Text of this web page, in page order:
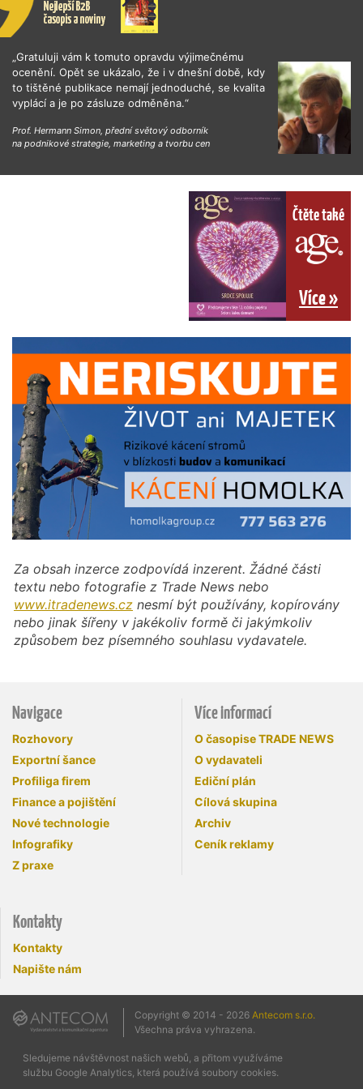
„Gratuluji vám k tomuto opravdu výjimečnému
ocenění. Opět se ukázalo, že i v dnešní době, kdy
to tištěné publikace nemají jednoduché, se kvalita
vyplácí a je po zásluze odměněna.“
Prof. Hermann Simon, přední světový odborník
na podnikové strategie, marketing a tvorbu cen
Čtěte také
Více »
Za obsah inzerce zodpovídá inzerent. Žádné části
textu nebo fotografie z Trade News nebo
www.itradenews.cz nesmí být používány, kopírovány
nebo jinak šířeny v jakékoliv formě či jakýmkoliv
způsobem bez písemného souhlasu vydavatele.
Navigace
Rozhovory
Exportní šance
Profiliga firem
Finance a pojištění
Nové technologie
Infografiky
Z praxe
Více informací
O časopise TRADE NEWS
O vydavateli
Ediční plán
Cílová skupina
Archiv
Ceník reklamy
Kontakty
Kontakty
Napište nám
Copyright © 2014 - 2026 Antecom s.r.o.
Všechna práva vyhrazena.
Sledujeme návštěvnost našich webů, a přitom využíváme
službu Google Analytics, která používá soubory cookies.